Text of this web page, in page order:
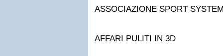
ASSOCIAZIONE SPORT
AFFARI PULITI IN 3D